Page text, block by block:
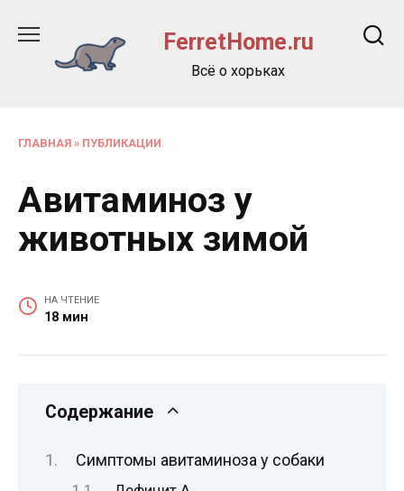
содержанию
FerretHome.ru
Всё о хорьках
ГЛАВНАЯ » ПУБЛИКАЦИИ
Авитаминоз у
животных зимой
НА ЧТЕНИЕ
18 мин
Содержание
Симптомы авитаминоза у собаки